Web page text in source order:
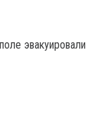
эвакуировали